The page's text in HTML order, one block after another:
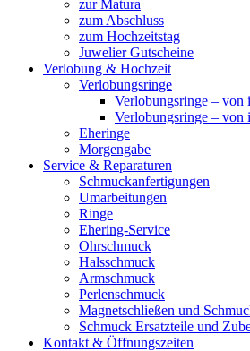
zur Matura
zum Abschluss
zum Hochzeitstag
Juwelier Gutscheine
Verlobung & Hochzeit
Verlobungsringe
Verlobungsringe – von
Verlobungsringe – von
Eheringe
Morgengabe
Service & Reparaturen
Schmuckanfertigungen
Umarbeitungen
Ringe
Ehering-Service
Ohrschmuck
Halsschmuck
Armschmuck
Perlenschmuck
Magnetschließen und
Schmuck Ersatzteile und
Kontakt & Öffnungszeiten